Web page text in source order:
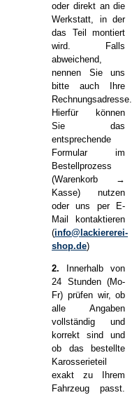
oder direkt an die
Werkstatt, in der
das Teil montiert
wird. Falls
abweichend,
nennen Sie uns
bitte auch Ihre
Rechnungsadresse.
Hierfür können
Sie das
entsprechende
Formular im
Bestellprozess
(Warenkorb →
Kasse) nutzen
oder uns per E-
Mail kontaktieren
(info@lackiererei-
shop.de)
2. Innerhalb von
24 Stunden (Mo-
Fr) prüfen wir, ob
alle Angaben
vollständig und
korrekt sind und
ob das bestellte
Karosserieteil
exakt zu Ihrem
Fahrzeug passt.